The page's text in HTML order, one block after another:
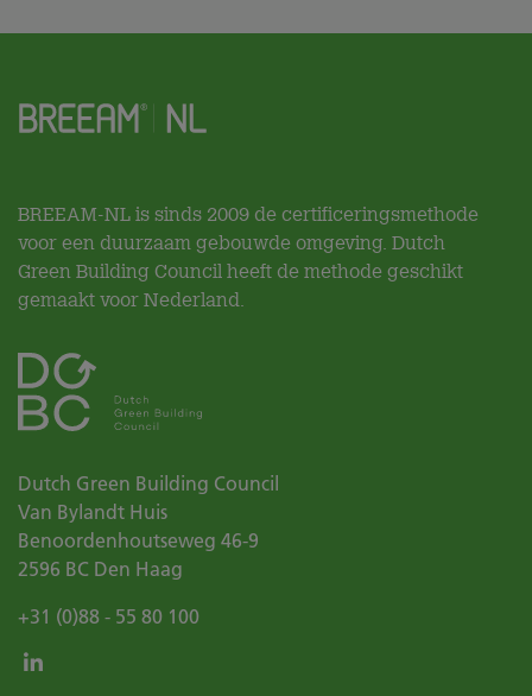
BREEAM-NL is sinds 2009 de certificeringsmethode
voor een duurzaam gebouwde omgeving. Dutch
Green Building Council heeft de methode geschikt
gemaakt voor Nederland.
Dutch Green Building Council
Van Bylandt Huis
Benoordenhoutseweg 46-9
2596 BC Den Haag
+31 (0)88 - 55 80 100